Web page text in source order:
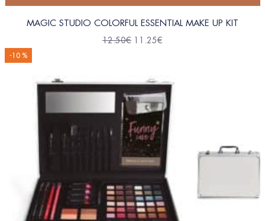
MAGIC STUDIO COLORFUL ESSENTIAL MAKE UP KIT
12.50€ 11.25€
-10 %